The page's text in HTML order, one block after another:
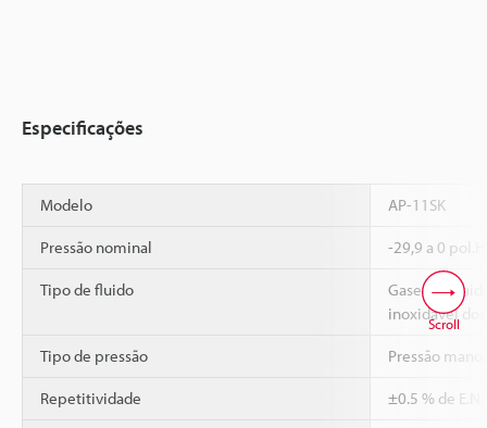
Especificações
Modelo AP-11SK
Pressão nominal -29,9 a 0
Tipo de fluido
Gases e
inoxidável
Tipo de pressão Pressão
Repetitividade ±0.5 % de
Scroll